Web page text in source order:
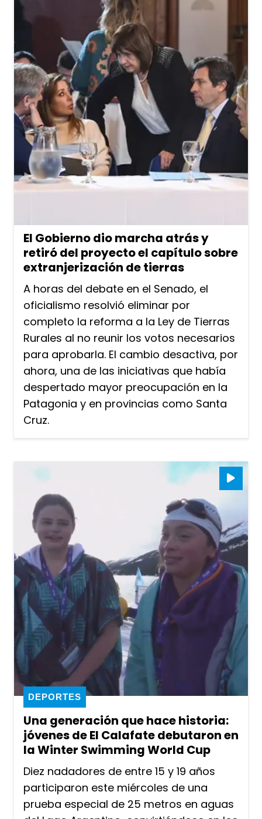
El Gobierno dio marcha atrás y
retiró del proyecto el capítulo sobre
extranjerización de tierras
A horas del debate en el Senado, el
oficialismo resolvió eliminar por
completo la reforma a la Ley de Tierras
Rurales al no reunir los votos necesarios
para aprobarla. El cambio desactiva, por
ahora, una de las iniciativas que había
despertado mayor preocupación en la
Patagonia y en provincias como Santa
Cruz.
Una generación que hace historia:
jóvenes de El Calafate debutaron en
la Winter Swimming World Cup
DEPORTES
Diez nadadores de entre 15 y 19 años
participaron este miércoles de una
prueba especial de 25 metros en aguas